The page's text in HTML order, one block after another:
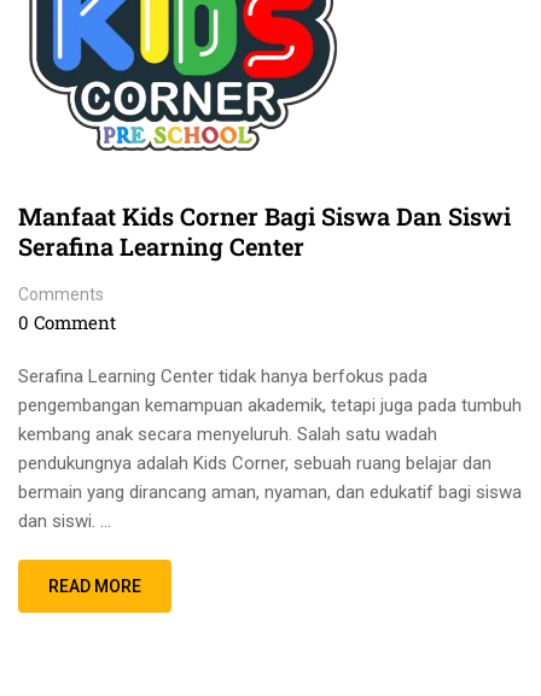
Manfaat Kids Corner Bagi Siswa Dan Siswi
Serafina Learning Center
Comments
0 Comment
Serafina Learning Center tidak hanya berfokus pada
pengembangan kemampuan akademik, tetapi juga pada tumbuh
kembang anak secara menyeluruh. Salah satu wadah
pendukungnya adalah Kids Corner, sebuah ruang belajar dan
bermain yang dirancang aman, nyaman, dan edukatif bagi siswa
dan siswi. …
READ MORE